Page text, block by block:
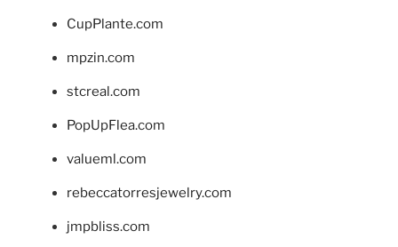
CupPlante.com
mpzin.com
stcreal.com
PopUpFlea.com
valueml.com
rebeccatorresjewelry.com
jmpbliss.com